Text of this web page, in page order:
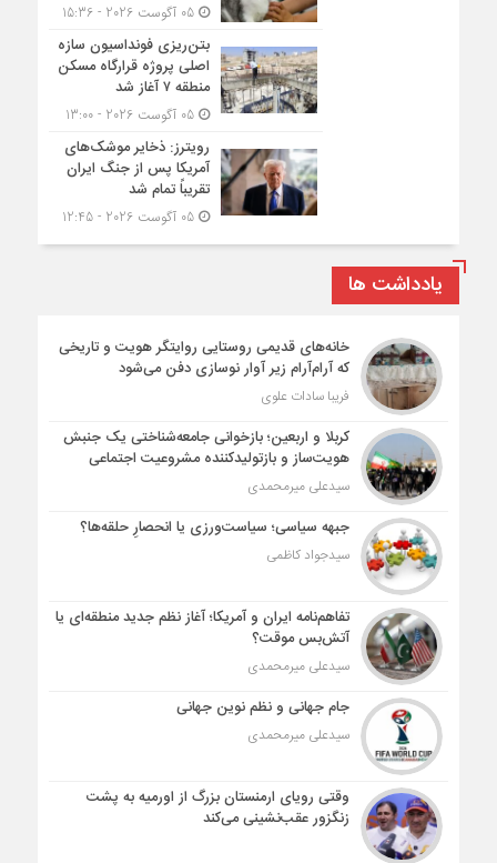
05 آگوست 2026 - 15:36
بتن‌ریزی فونداسیون سازه
اصلی پروژه قرارگاه مسکن
منطقه ۷ آغاز شد
05 آگوست 2026 - 13:00
رویترز: ذخایر موشک‌های
آمریکا پس از جنگ ایران
تقریباً تمام شد
05 آگوست 2026 - 12:45
یادداشت ها
خانه‌های قدیمی روستایی روایتگر هویت و تاریخی
که آرام‌آرام زیر آوار نوسازی دفن می‌شود
فریبا سادات علوی
کربلا و اربعین؛ بازخوانی جامعه‌شناختی یک جنبش
هویت‌ساز و بازتولیدکننده مشروعیت اجتماعی
سیدعلی میرمحمدی
جبهه سیاسی؛ سیاست‌ورزی یا انحصارِ حلقه‌ها؟
سیدجواد کاظمی
تفاهم‌نامه ایران و آمریکا؛ آغاز نظم جدید منطقه‌ای یا
آتش‌بس موقت؟
سیدعلی میرمحمدی
جام جهانی و نظم نوین جهانی
سیدعلی میرمحمدی
وقتی رویای ارمنستان بزرگ از اورمیه به پشت
زنگزور عقب‌نشینی می‌کند